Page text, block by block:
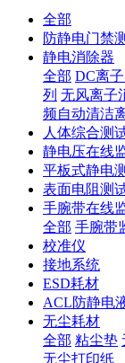
全部
防静电门禁
静电消除器
全部 DC离
列 无风离子
频自动清洁
人体综合测
静电压在线
平板式静电
表面电阻测
手腕带在线
全部 手腕带
校准仪
接地系统
ESD耗材
ACL防静电
无尘耗材
全部 粘尘垫
无尘打印纸